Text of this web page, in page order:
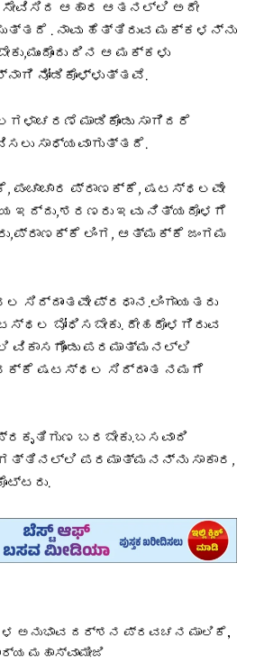
ಸೇವಿಸಿದ ಆಹಾರ ಆತನಲ್ಲಿ ಅದೇ
. ನಾವು ಹೆತ್ತಿರುವ ಮಕ್ಕಳನ್ನು
ದಿನ ಆ ಮಕ್ಕಳು
ನೋಡಿಕೊಳ್ಳುತ್ತವೆ.
ಮಾಡಿಕೊಂಡು ಸಾಗಿದರೆ
ಸಾಧ್ಯವಾಗುತ್ತದೆ.
ಪಂಚಾಚಾರ ಪ್ರಾಣಕ್ಕೆ, ಷಟಸ್ಥಲವೇ
ಇದ್ದು,ಶರಣರು ಇವು ನಿತ್ಯದೊಳಗೆ
ಲಿಂಗ, ಆತ್ಮಕ್ಕೆ ಜಂಗಮ
ಪ್ರಧಾನ.ಲಿಂಗಾಯತರು
ಬೋಧಿಸಬೇಕು. ದೇಹದೊಳಗಿರುವ
ಪರಮಾತ್ಮನಲ್ಲಿ
ಷಟಸ್ಥಲ ಸಿದ್ದಾಂತ ನಮಗೆ
ಬರಬೇಕು.ಬಸವಾದಿ
ಪರಮಾತ್ಮನನ್ನು ಸಾಕಾರ,
ಅನುಭಾವ ದರ್ಶನ ಪ್ರವಚನ ಮಾಲಿಕೆ
ಮಹಾಸ್ವಾಮೀಜಿ